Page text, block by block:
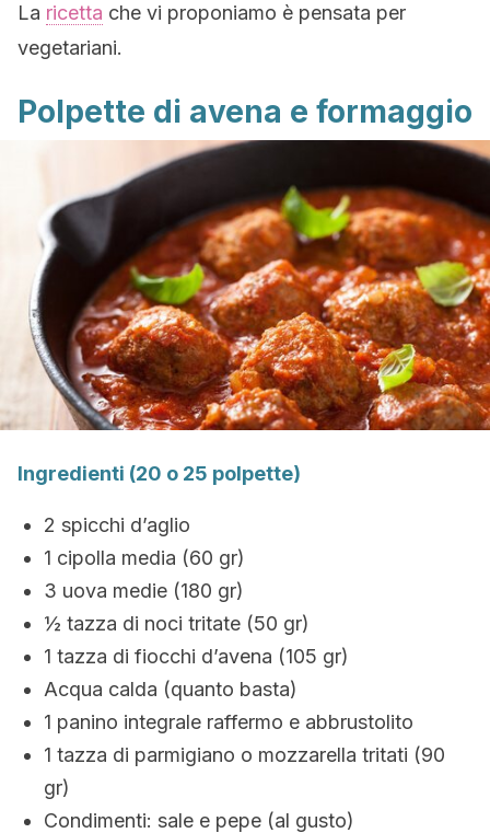
La ricetta che vi proponiamo è pensata per
vegetariani.
Polpette di avena e formaggio
Ingredienti (20 o 25 polpette)
2 spicchi d’aglio
1 cipolla media (60 gr)
3 uova medie (180 gr)
½ tazza di noci tritate (50 gr)
1 tazza di fiocchi d’avena (105 gr)
Acqua calda (quanto basta)
1 panino integrale raffermo e abbrustolito
1 tazza di parmigiano o mozzarella tritati (90
gr)
Condimenti: sale e pepe (al gusto)